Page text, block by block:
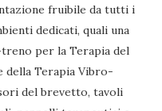
fruibile da tutti i
dedicati, quali una
per la Terapia del
della Terapia Vibro-
del brevetto, tavoli